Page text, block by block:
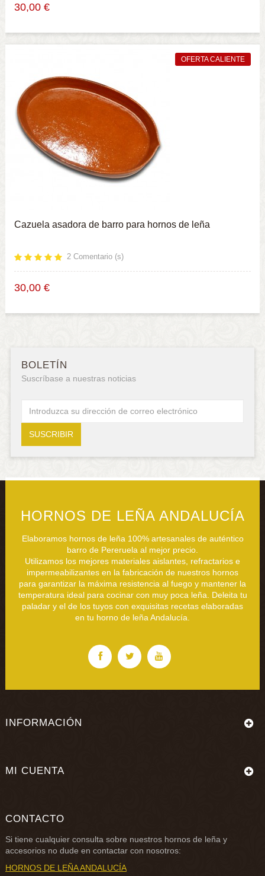
30,00 €
OFERTA CALIENTE
Cazuela asadora de barro para hornos de leña
2 Comentario (s)
30,00 €
BOLETÍN
Suscríbase a nuestras noticias
HORNOS DE LEÑA ANDALUCÍA
Elaboramos hornos de leña 100% artesanales de auténtico
barro de Pereruela al mejor precio.
Utilizamos los mejores materiales aislantes, refractarios e
impermeabilizantes en la fabricación de nuestros hornos
para garantizar la máxima resistencia al fuego y mantener la
temperatura ideal para cocinar con muy poca leña. Deleita tu
paladar y el de los tuyos con exquisitas recetas elaboradas
en tu horno de leña Andalucía.
INFORMACIÓN
MI CUENTA
CONTACTO
Si tiene cualquier consulta sobre nuestros hornos de leña y
accesorios no dude en contactar con nosotros:
HORNOS DE LEÑA ANDALUCÍA